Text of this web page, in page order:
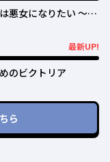
悪女になりたい ～義
愛に気づかない～最新UP!
のビクトリア
ら